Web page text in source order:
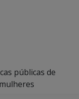
públicas de